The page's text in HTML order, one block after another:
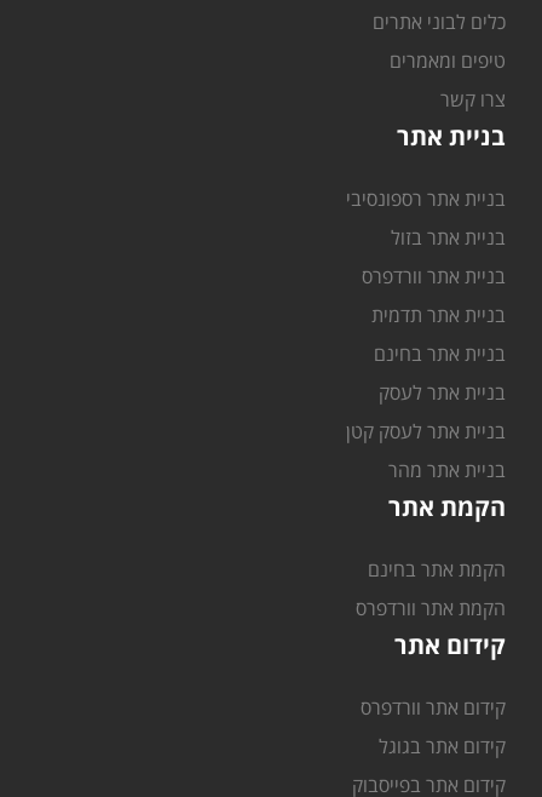
כלים לבוני אתרים
טיפים ומאמרים
צרו קשר
בניית אתר
בניית אתר רספונסיבי
בניית אתר בזול
בניית אתר וורדפרס
בניית אתר תדמית
בניית אתר בחינם
בניית אתר לעסק
בניית אתר לעסק קטן
בניית אתר מהר
הקמת אתר
הקמת אתר בחינם
הקמת אתר וורדפרס
קידום אתר
קידום אתר וורדפרס
קידום אתר בגוגל
קידום אתר בפייסבוק